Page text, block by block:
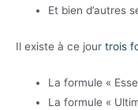
Et bien d’autres
Il existe à ce jour trois
La formule «
La formule «